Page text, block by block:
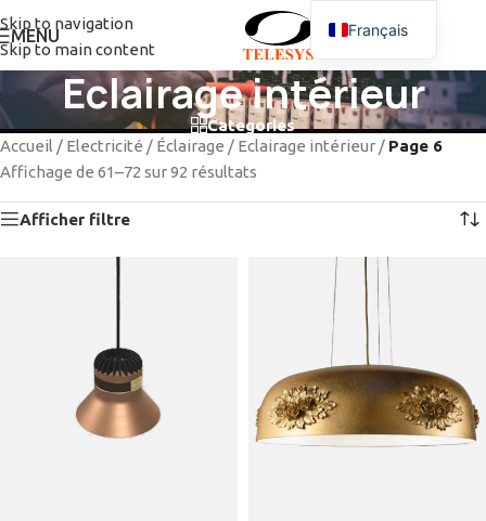
Skip to navigation
Skip to main content
MENU
Eclairage intérieur
Categories
Accueil / Electricité / Éclairage / Eclairage intérieur / Page 6
Affichage de 61–72 sur 92 résultats
Afficher filtre
Français